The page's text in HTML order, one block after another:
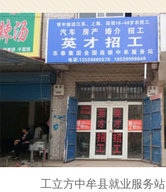
工立方中牟县就业服务站